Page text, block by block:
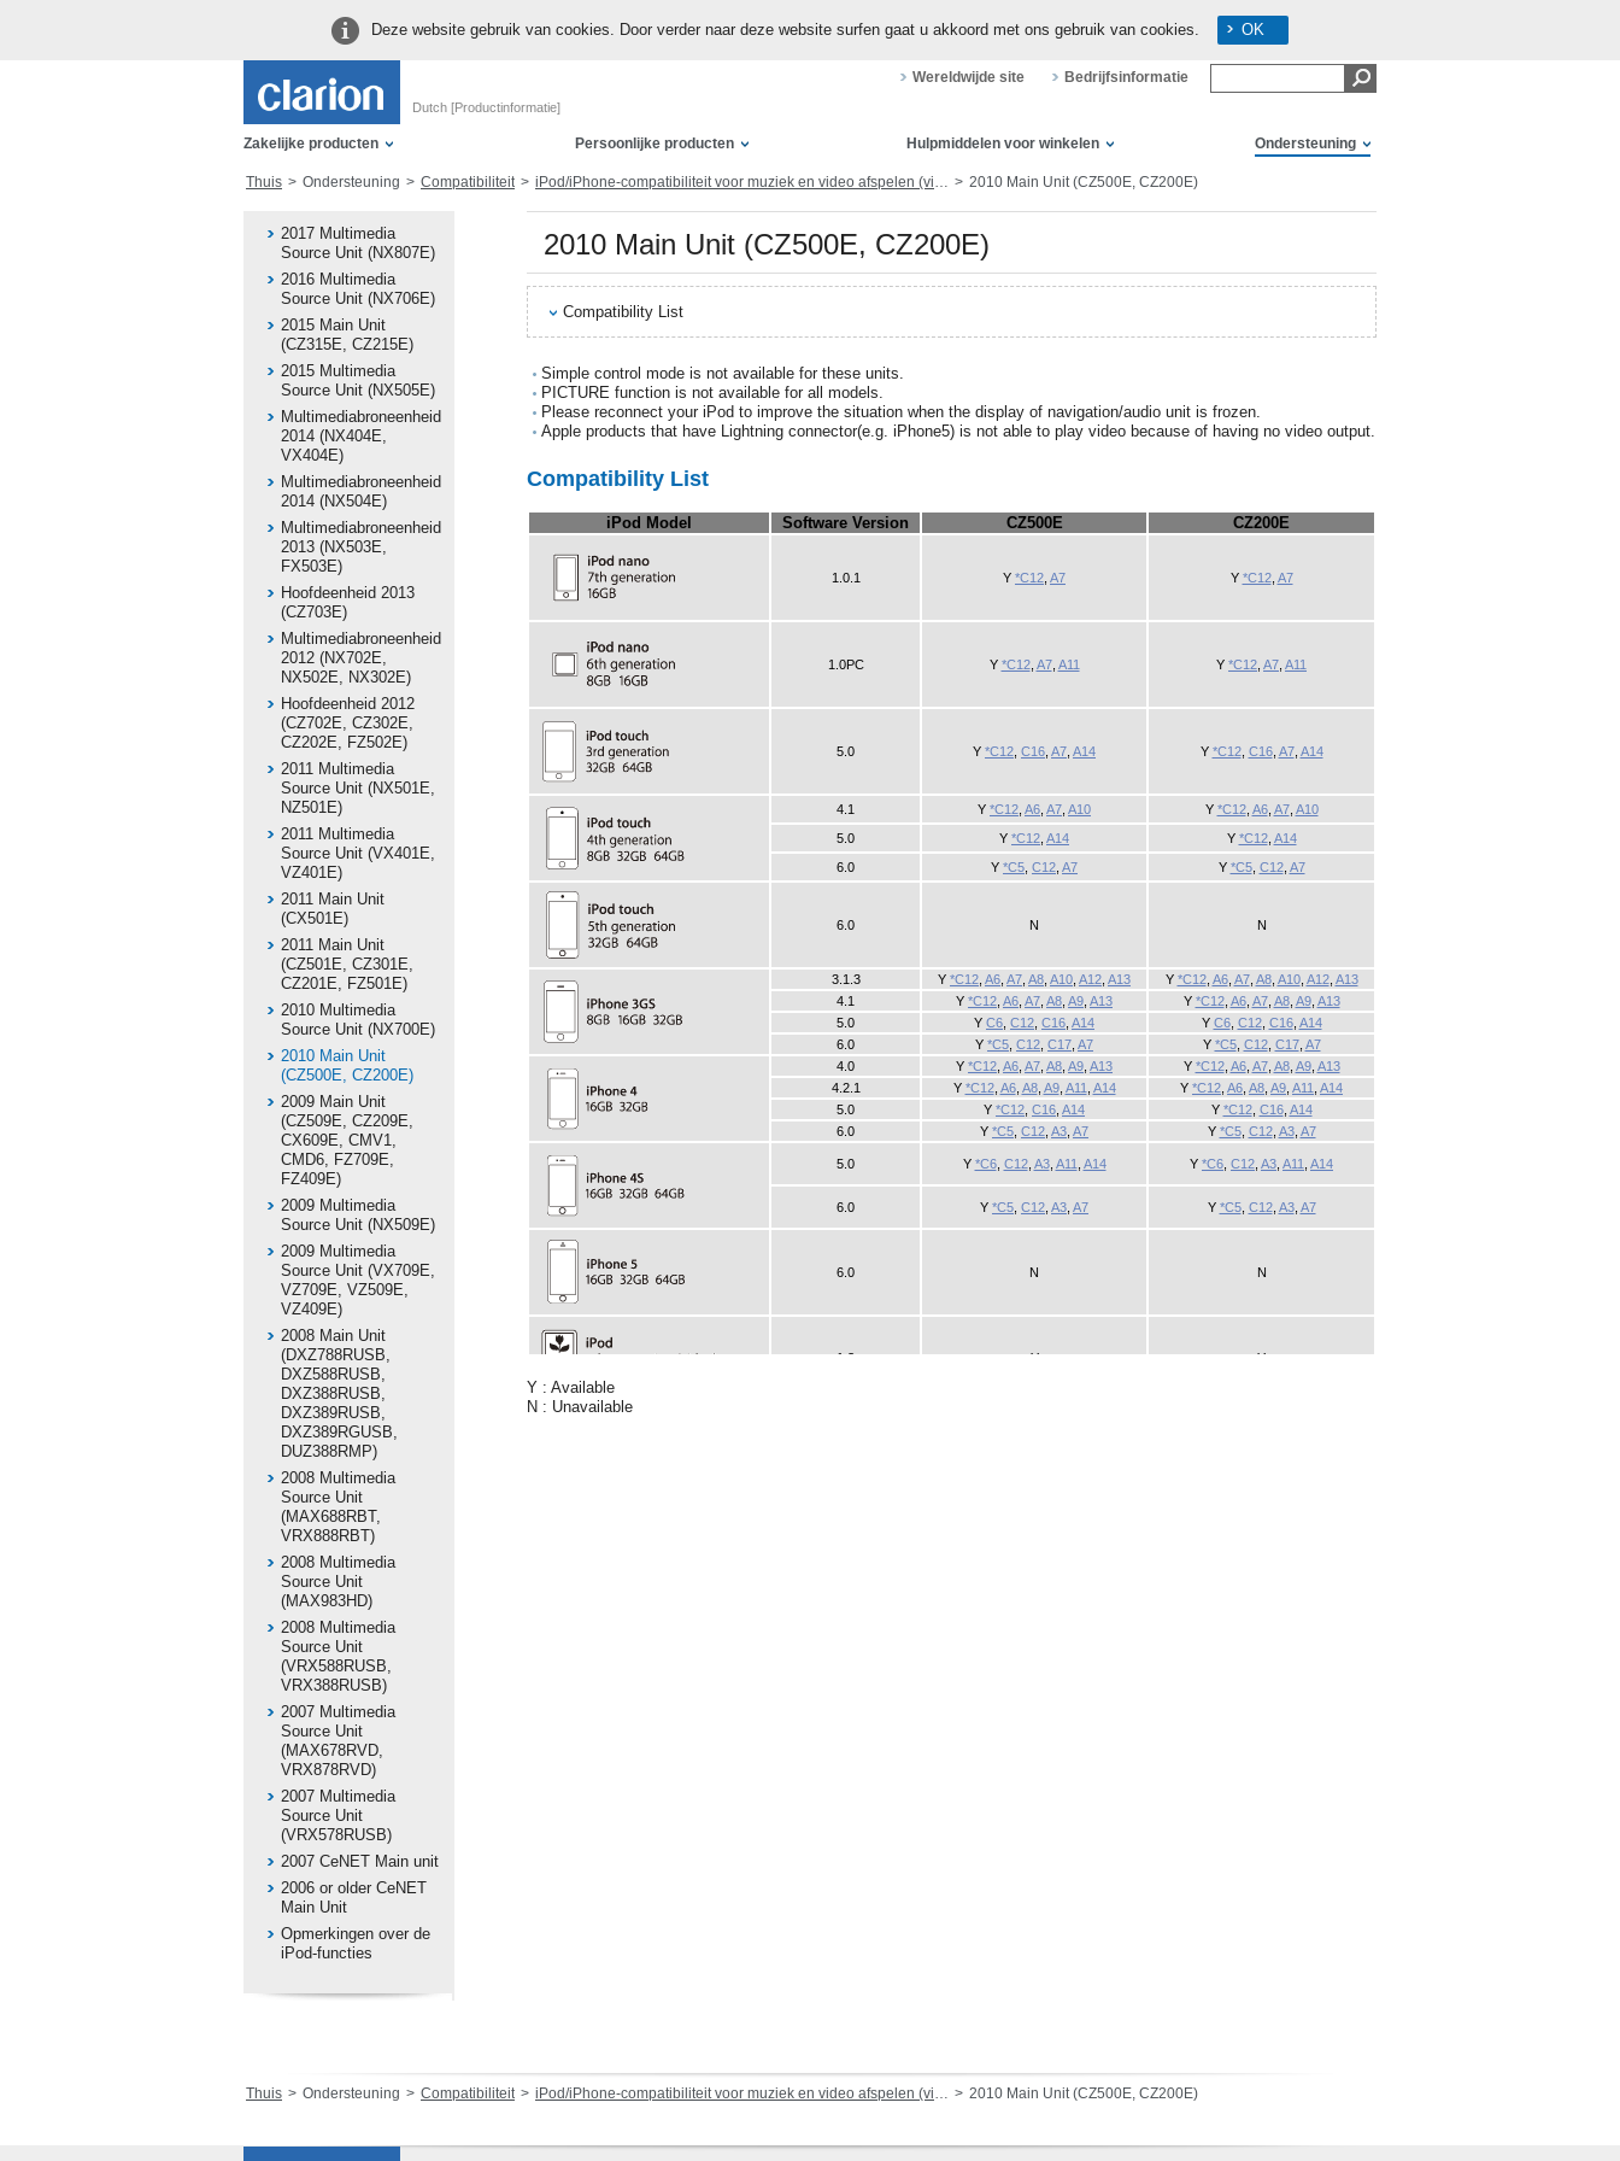
Deze website gebruik van cookies. Door verder naar deze website surfen gaat u akkoord met ons gebruik van cookies. OK
Dutch [Productinformatie]
Wereldwijde site Bedrijfsinformatie
Zakelijke producten Persoonlijke producten Hulpmiddelen voor winkelen Ondersteuning
Thuis Ondersteuning Compatibiliteit iPod/iPhone-compatibiliteit voor muziek en video afspelen (via dock-connector of Lightning) 2010 Main Unit (CZ500E, CZ200E)
2017 Multimedia
Source Unit (NX807E)
2016 Multimedia
Source Unit (NX706E)
2015 Main Unit
(CZ315E, CZ215E)
2015 Multimedia
Source Unit (NX505E)
Multimediabroneenheid
2014 (NX404E,
VX404E)
Multimediabroneenheid
2014 (NX504E)
Multimediabroneenheid
2013 (NX503E,
FX503E)
Hoofdeenheid 2013
(CZ703E)
Multimediabroneenheid
2012 (NX702E,
NX502E, NX302E)
Hoofdeenheid 2012
(CZ702E, CZ302E,
CZ202E, FZ502E)
2011 Multimedia
Source Unit (NX501E,
NZ501E)
2011 Multimedia
Source Unit (VX401E,
VZ401E)
2011 Main Unit
(CX501E)
2011 Main Unit
(CZ501E, CZ301E,
CZ201E, FZ501E)
2010 Multimedia
Source Unit (NX700E)
2010 Main Unit
(CZ500E, CZ200E)
2009 Main Unit
(CZ509E, CZ209E,
CX609E, CMV1,
CMD6, FZ709E,
FZ409E)
2009 Multimedia
Source Unit (NX509E)
2009 Multimedia
Source Unit (VX709E,
VZ709E, VZ509E,
VZ409E)
2008 Main Unit
(DXZ788RUSB,
DXZ588RUSB,
DXZ388RUSB,
DXZ389RUSB,
DXZ389RGUSB,
DUZ388RMP)
2008 Multimedia
Source Unit
(MAX688RBT,
VRX888RBT)
2008 Multimedia
Source Unit
(MAX983HD)
2008 Multimedia
Source Unit
(VRX588RUSB,
VRX388RUSB)
2007 Multimedia
Source Unit
(MAX678RVD,
VRX878RVD)
2007 Multimedia
Source Unit
(VRX578RUSB)
2007 CeNET Main unit
2006 or older CeNET
Main Unit
Opmerkingen over de
iPod-functies
2010 Main Unit (CZ500E, CZ200E)
Compatibility List
Simple control mode is not available for these units.
PICTURE function is not available for all models.
Please reconnect your iPod to improve the situation when the display of navigation/audio unit is frozen.
Apple products that have Lightning connector(e.g. iPhone5) is not able to play video because of having no video output.
Compatibility List
Y : Available
N : Unavailable
Thuis Ondersteuning Compatibiliteit iPod/iPhone-compatibiliteit voor muziek en video afspelen (via dock-connector of Lightning) 2010 Main Unit (CZ500E, CZ200E)